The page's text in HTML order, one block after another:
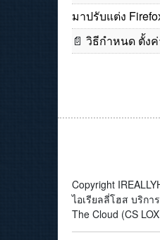
มาปรับแต่ง
📄 วิธีกำหนด ตั้งค่
Copyright
ไอเรียลลี่โฮส บริกา
The Cloud (CS